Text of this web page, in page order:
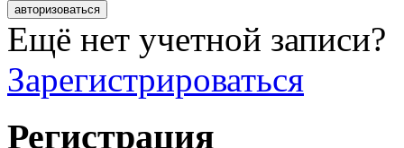
авторизоваться
Ещё нет учетной записи?
Зарегистрироваться
Регистрация